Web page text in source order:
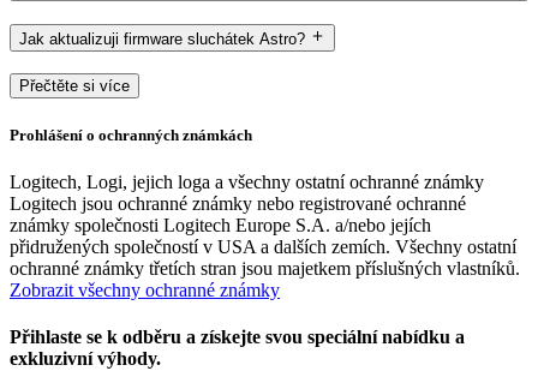
Jak aktualizuji firmware sluchátek Astro?
Přečtěte si více
Prohlášení o ochranných známkách
Logitech, Logi, jejich loga a všechny ostatní ochranné známky
Logitech jsou ochranné známky nebo registrované ochranné
známky společnosti Logitech Europe S.A. a/nebo jejích
přidružených společností v USA a dalších zemích. Všechny ostatní
ochranné známky třetích stran jsou majetkem příslušných vlastníků.
Zobrazit všechny ochranné známky
Přihlaste se k odběru a získejte svou speciální nabídku a
exkluzivní výhody.